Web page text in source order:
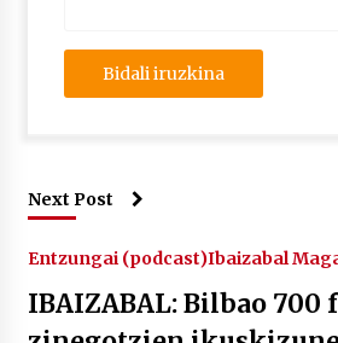
Next Post
Entzungai (podcast)Ibaizabal
IBAIZABAL: Bilbao 700